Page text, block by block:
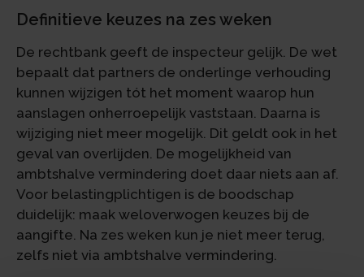
Definitieve keuzes na zes weken
De rechtbank geeft de inspecteur gelijk. De wet
bepaalt dat partners de onderlinge verhouding
kunnen wijzigen tót het moment waarop hun
aanslagen onherroepelijk vaststaan. Daarna is
wijziging niet meer mogelijk. Dit geldt ook in het
geval van overlijden. De mogelijkheid van
ambtshalve vermindering doet daar niets aan af.
Voor belastingplichtigen is de boodschap
duidelijk: maak weloverwogen keuzes bij de
aangifte. Na zes weken kun je niet meer terug,
zelfs niet via ambtshalve vermindering.